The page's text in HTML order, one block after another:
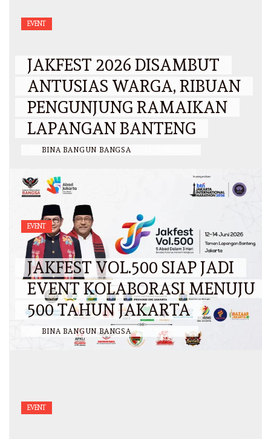
EVENT
JAKFEST 2026 DISAMBUT
ANTUSIAS WARGA, RIBUAN
PENGUNJUNG RAMAIKAN
LAPANGAN BANTENG
BINA BANGUN BANGSA
EVENT
JAKFEST VOL.500 SIAP JADI
EVENT KOLABORASI MENUJU
500 TAHUN JAKARTA
BINA BANGUN BANGSA / 27 MEI 2026
EVENT